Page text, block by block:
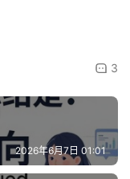
3
2026年6月7日 01:01